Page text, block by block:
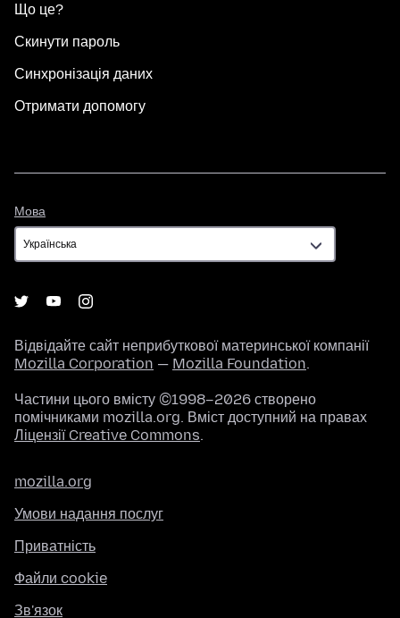
Що це?
Скинути пароль
Синхронізація даних
Отримати допомогу
Мова
Відвідайте сайт неприбуткової материнської компанії
Mozilla Corporation — Mozilla Foundation.
Частини цього вмісту ©1998–2026 створено
помічниками mozilla.org. Вміст доступний на правах
Ліцензії Creative Commons.
mozilla.org
Умови надання послуг
Приватність
Файли cookie
Зв'язок